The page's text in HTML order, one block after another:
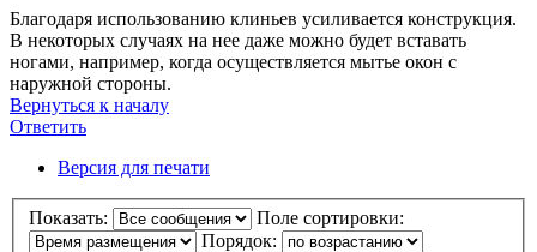
Благодаря использованию клиньев усиливается конструкция.
В некоторых случаях на нее даже можно будет вставать
ногами, например, когда осуществляется мытье окон с
наружной стороны.
Вернуться к началу
Ответить
Ответить
Версия для печати
Показать:
Поле сортировки:
Порядок: